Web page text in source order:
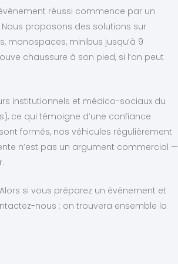
réussi commence par un
proposons des solutions sur
monospaces, minibus jusqu’à 9
chaussure à son pied, si l’on peut
institutionnels et médico-sociaux du
ce qui témoigne d’une confiance
formés, nos véhicules régulièrement
n’est pas un argument commercial —
si vous préparez un événement et
nous : on trouvera ensemble la